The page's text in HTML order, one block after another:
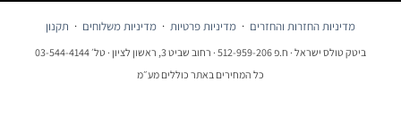
מדיניות החזרות והחזרים ·מדיניות פרטיות·מדיניות משלוחים·תקנון
ביטק טולס ישראל · ח.פ 512-959-206 · רחוב שביט 3, ראשון לציון · טל׳ 03-544-4144
כל המחירים באתר כוללים מע״מ